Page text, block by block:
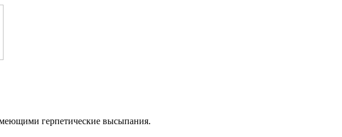
герпетические высыпания.